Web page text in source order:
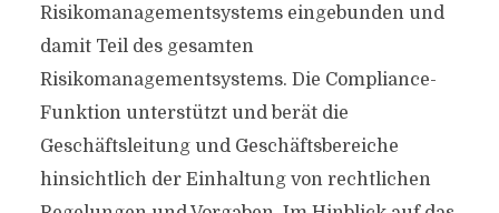
Risikomanagementsystems eingebunden und
damit Teil des gesamten
Risikomanagementsystems. Die Compliance-
Funktion unterstützt und berät die
Geschäftsleitung und Geschäftsbereiche
hinsichtlich der Einhaltung von rechtlichen